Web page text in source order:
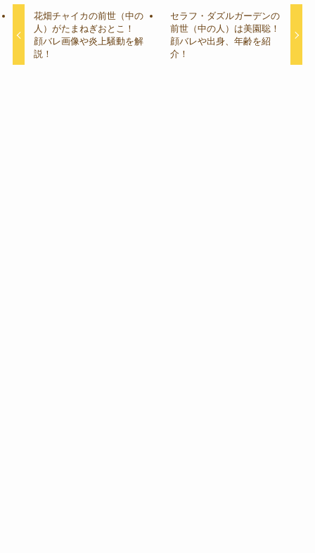
花畑チャイカの前世（中の
人）がたまねぎおとこ！
顔バレ画像や炎上騒動を解
説！
セラフ・ダズルガーデンの
前世（中の人）は美園聡！
顔バレや出身、年齢を紹
介！